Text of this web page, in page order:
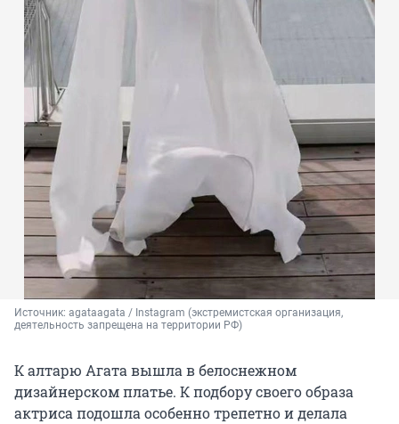
Источник: agataagata / Instagram (экстремистская организация,
деятельность запрещена на территории РФ)
К алтарю Агата вышла в белоснежном
дизайнерском платье. К подбору своего образа
актриса подошла особенно трепетно и делала